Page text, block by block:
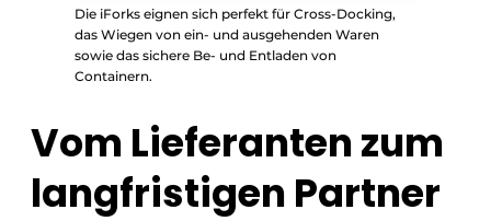
Die iForks eignen sich perfekt für Cross-Docking,
das Wiegen von ein- und ausgehenden Waren
sowie das sichere Be- und Entladen von
Containern.
Vom Lieferanten zum
langfristigen Partner